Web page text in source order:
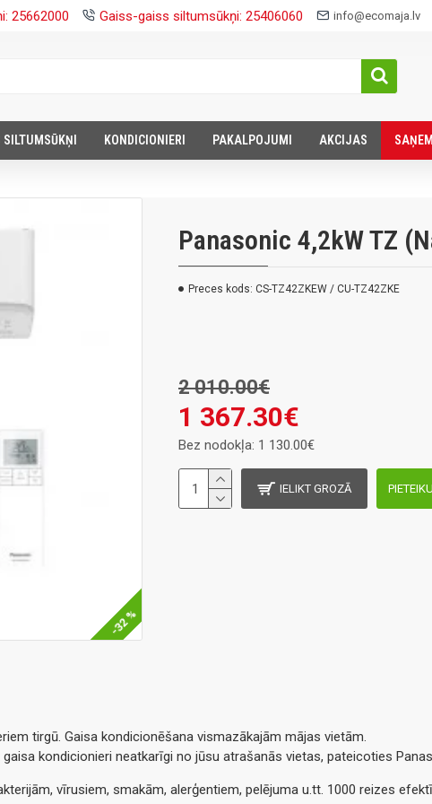
25662000 Gaiss-gaiss siltumsūkņi: 25406060 info@ecomaja.lv
KONDICIONIERI PAKALPOJUMI AKCIJAS
-32 %
Panasonic 4,2kW TZ
Preces kods: CS-TZ42ZKEW / CU-TZ42ZKE
1 367.30€
2 010.00€
Bez nodokļa: 1 130.00€
IELIKT GROZĀ
tirgū. Gaisa kondicionēšana vismazākajām mājas vietām.
kondicionieri neatkarīgi no jūsu atrašanās vietas, pateicoties
vīrusiem, smakām, alerģentiem, pelējuma u.tt. 1000 reizes